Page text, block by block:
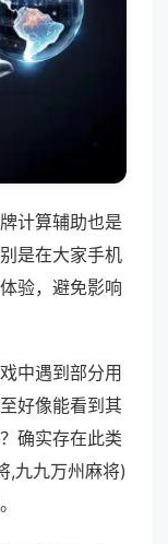
计算辅助也是
是在大家手机
验，避免影响
中遇到部分用
好像能看到其
确实存在此类
,九九万州麻将)